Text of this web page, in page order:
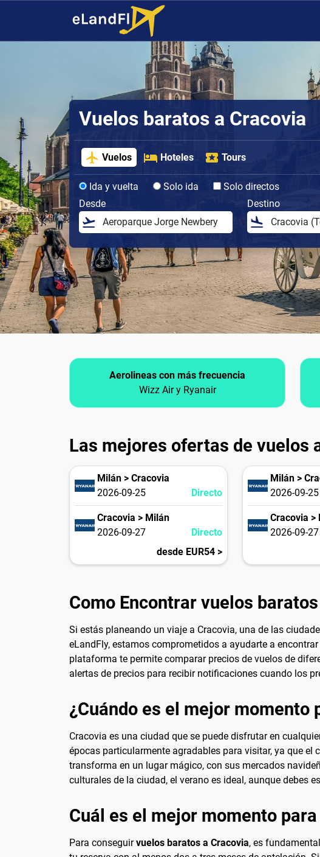
Vuelos baratos a Cracovia
Vuelos Hoteles Tours
Ida y vuelta Solo ida
Solo directos
Desde
Destino
Aerolineas con más frecuencia
Wizz Air y Ryanair
Las mejores ofertas de vuelos
Milán > Cracovia
2026-09-25
Directo
Cracovia > Milán
2026-09-27
Directo
desde EUR54 >
Milán >
2026-09-25
Cracovia >
2026-09-27
Como Encontrar vuelos
Si estás planeando un viaje a Cracovia, una de las
eLandFly, estamos comprometidos a ayudarte a
plataforma te permite comparar precios de vuelos de
alertas de precios para recibir notificaciones cuando los
¿Cuándo es el mejor momento
Cracovia es una ciudad que se puede disfrutar en
épocas particularmente agradables para visitar, ya que
transforma en un lugar mágico, con sus mercados
culturales de la ciudad, el verano es ideal, aunque debes
Cuál es el mejor momento
Para conseguirvuelos baratos a Cracovia, es